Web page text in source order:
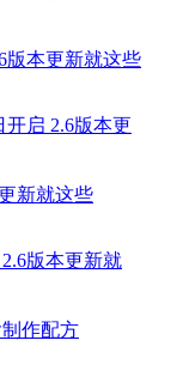
版本更新就这些
新就这些
作配方